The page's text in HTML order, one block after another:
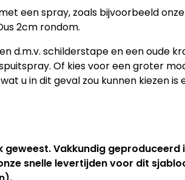
een spray, zoals bijvoorbeeld onze
2cm rondom.
d.m.v. schilderstape en een oude
Of kies voor een groter
u in dit geval zou kunnen kiezen is
geweest. Vakkundig geproduceerd
snelle levertijden voor dit